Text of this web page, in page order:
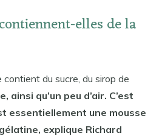
elles de la
du sucre, du sirop de
ainsi qu’un peu d’air. C’est
essentiellement une mousse
explique Richard